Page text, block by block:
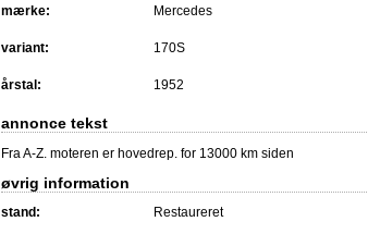
mærke: Mercedes
variant: 170S
årstal: 1952
annonce tekst
Fra A-Z. moteren er hovedrep. for 13000 km siden
øvrig information
stand: Restaureret